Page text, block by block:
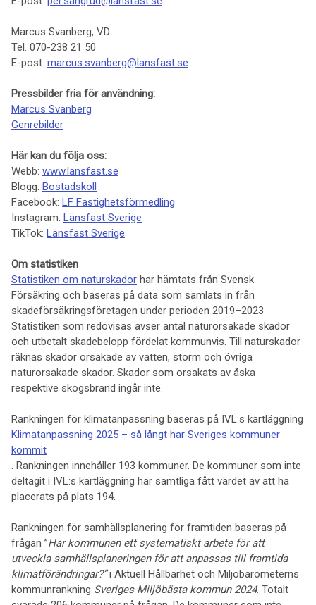
Marcus Svanberg, VD
Tel. 070-238 21 50
E-post: marcus.svanberg@lansfast.se
Pressbilder fria för användning:
Marcus Svanberg
Genrebilder
Här kan du följa oss:
Webb: www.lansfast.se
Blogg: Bostadskoll
Facebook: LF Fastighetsförmedling
Instagram: Länsfast Sverige
TikTok: Länsfast Sverige
Om statistiken
Statistiken om naturskador har hämtats från Svensk
Försäkring och baseras på data som samlats in från
skadeförsäkringsföretagen under perioden 2019–2023
Statistiken som redovisas avser antal naturorsakade skador
och utbetalt skadebelopp fördelat kommunvis. Till naturskador
räknas skador orsakade av vatten, storm och övriga
naturorsakade skador. Skador som orsakats av åska
respektive skogsbrand ingår inte.
Rankningen för klimatanpassning baseras på IVL:s kartläggning
Klimatanpassning 2025 – så långt har Sveriges kommuner
kommit
. Rankningen innehåller 193 kommuner. De kommuner som inte
deltagit i IVL:s kartläggning har samtliga fått värdet av att ha
placerats på plats 194.
Rankningen för samhällsplanering för framtiden baseras på
frågan ”Har kommunen ett systematiskt arbete för att
utveckla samhällsplaneringen för att anpassas till framtida
klimatförändringar?”i Aktuell Hållbarhet och Miljöbarometerns
kommunrankning Sveriges Miljöbästa kommun 2024. Totalt